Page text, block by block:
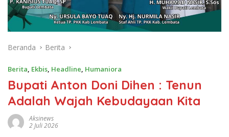
Beranda Berita
Berita, Ekbis, Headline, Humaniora
Bupati Anton Doni Dihen : Tenun
Adalah Wajah Kebudayaan Kita
Aksinews
2 Juli 2026